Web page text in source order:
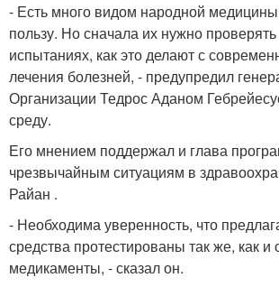
- Есть много видом народной
пользу. Но сначала их нужно проверять
испытаниях, как это делают с
лечения болезней, - предупредил
Организации Тедрос Аданом
среду.
Его мнением поддержал и глава
чрезвычайным ситуациям в
Райан .
- Необходима уверенность, что
средства протестированы так же, как
медикаменты, - сказал он.